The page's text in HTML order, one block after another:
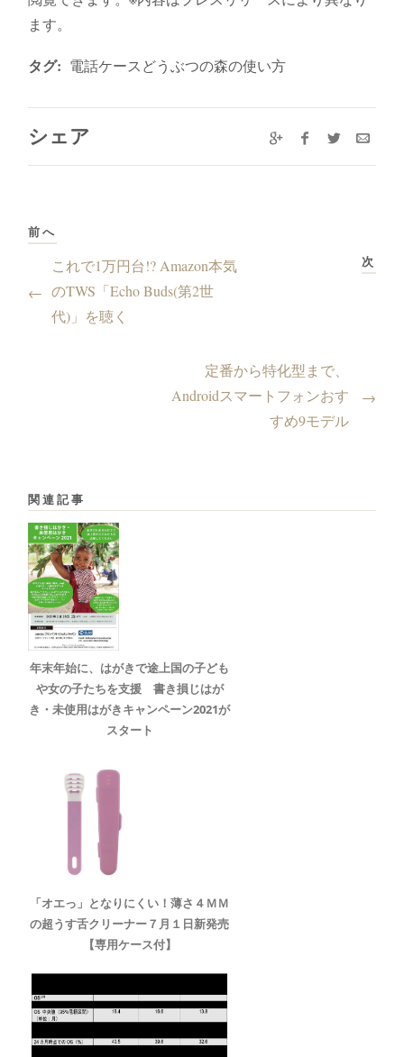
ます。
タグ: 電話ケースどうぶつの森の使い方
シェア
前へ
←
これで1万円台!? Amazon本気
のTWS「Echo Buds(第2世
代)」を聴く
次
定番から特化型まで、
Androidスマートフォンおす
すめ9モデル
→
関連記事
年末年始に、はがきで途上国の子ども
や女の子たちを支援 書き損じはが
き・未使用はがきキャンペーン2021が
スタート
「オエっ」となりにくい！薄さ４ＭＭ
の超うす舌クリーナー７月１日新発売
【専用ケース付】